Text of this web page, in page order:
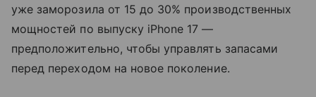
уже заморозила от 15 до 30% производственных
мощностей по выпуску iPhone 17 —
предположительно, чтобы управлять запасами
перед переходом на новое поколение.